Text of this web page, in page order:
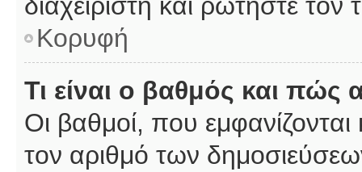
Κορυφή
Τι είναι ο βαθμός και
Οι βαθμοί, που
τον αριθμό των